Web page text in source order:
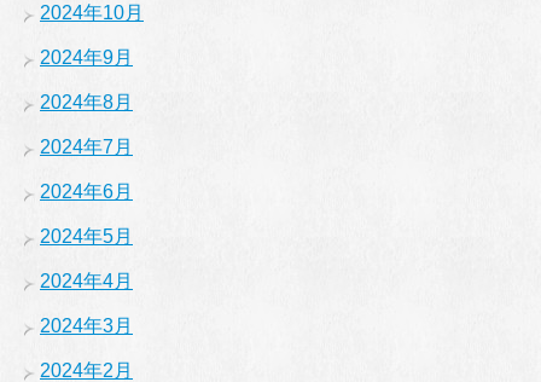
2024年10月
2024年9月
2024年8月
2024年7月
2024年6月
2024年5月
2024年4月
2024年3月
2024年2月